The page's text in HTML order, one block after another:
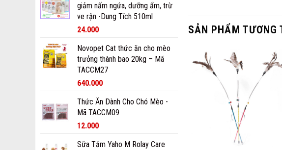
giảm nấm ngứa, dưỡng ẩm, trừ
ve rận -Dung Tích 510ml
24.000
Novopet Cat thức ăn cho mèo
trưởng thành bao 20kg – Mã
TACCM27
640.000
Thức Ăn Dành Cho Chó Mèo -
Mã TACCM09
12.000
Sữa Tắm Yaho M Rolay Care
SẢN PHẨM TƯƠNG